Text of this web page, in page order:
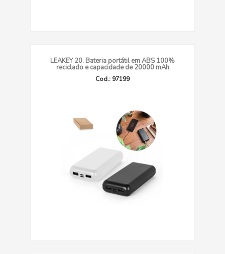
LEAKEY 20. Bateria portátil em ABS 100%
reciclado e capacidade de 20000 mAh
Cod.: 97199